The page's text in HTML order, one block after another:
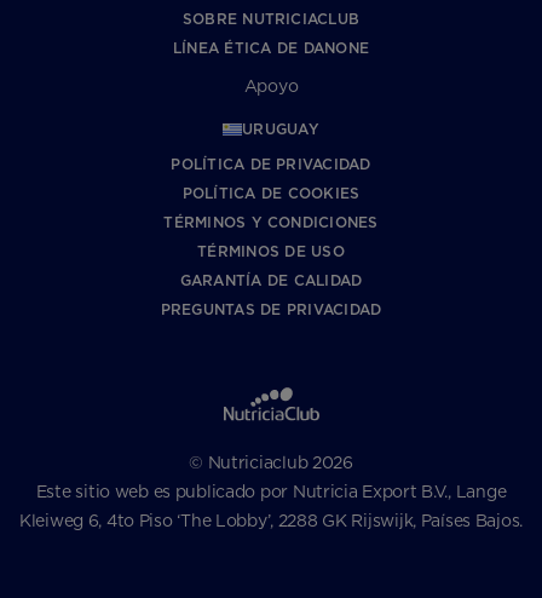
SOBRE NUTRICIACLUB
LÍNEA ÉTICA DE DANONE
Apoyo
URUGUAY
POLÍTICA DE PRIVACIDAD
POLÍTICA DE COOKIES
TÉRMINOS Y CONDICIONES
TÉRMINOS DE USO
GARANTÍA DE CALIDAD
PREGUNTAS DE PRIVACIDAD
© Nutriciaclub 2026
Este sitio web es publicado por Nutricia Export B.V., Lange
Kleiweg 6, 4to Piso ‘The Lobby’, 2288 GK Rijswijk, Países Bajos.